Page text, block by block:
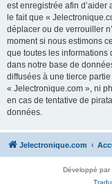
est enregistrée afin d’aider
le fait que «
déplacer ou de verrouiller
moment si nous estimons
que toutes les informations
dans notre base de
diffusées à une tierce
« Jelectronique.com », ni
en cas de tentative de
données.
Jelectronique.com
Développé par